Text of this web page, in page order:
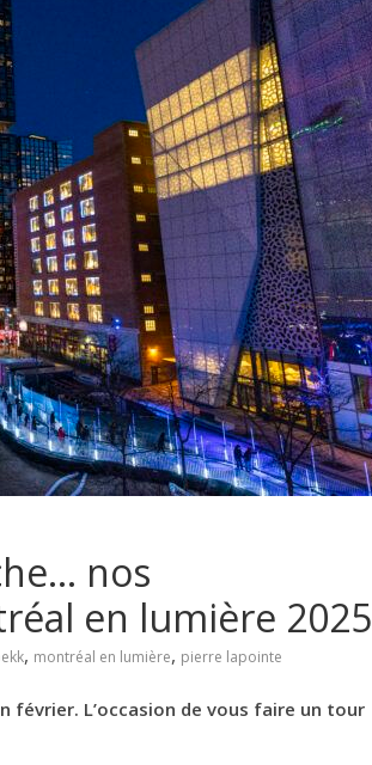
nos
en lumière 2025
, montréal en lumière, pierre lapointe
février. L’occasion de vous faire un tour